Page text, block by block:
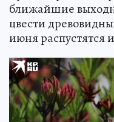
ближайшие
цвести
июня распустятся